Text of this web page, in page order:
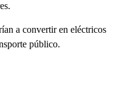
a convertir en eléctricos
público.